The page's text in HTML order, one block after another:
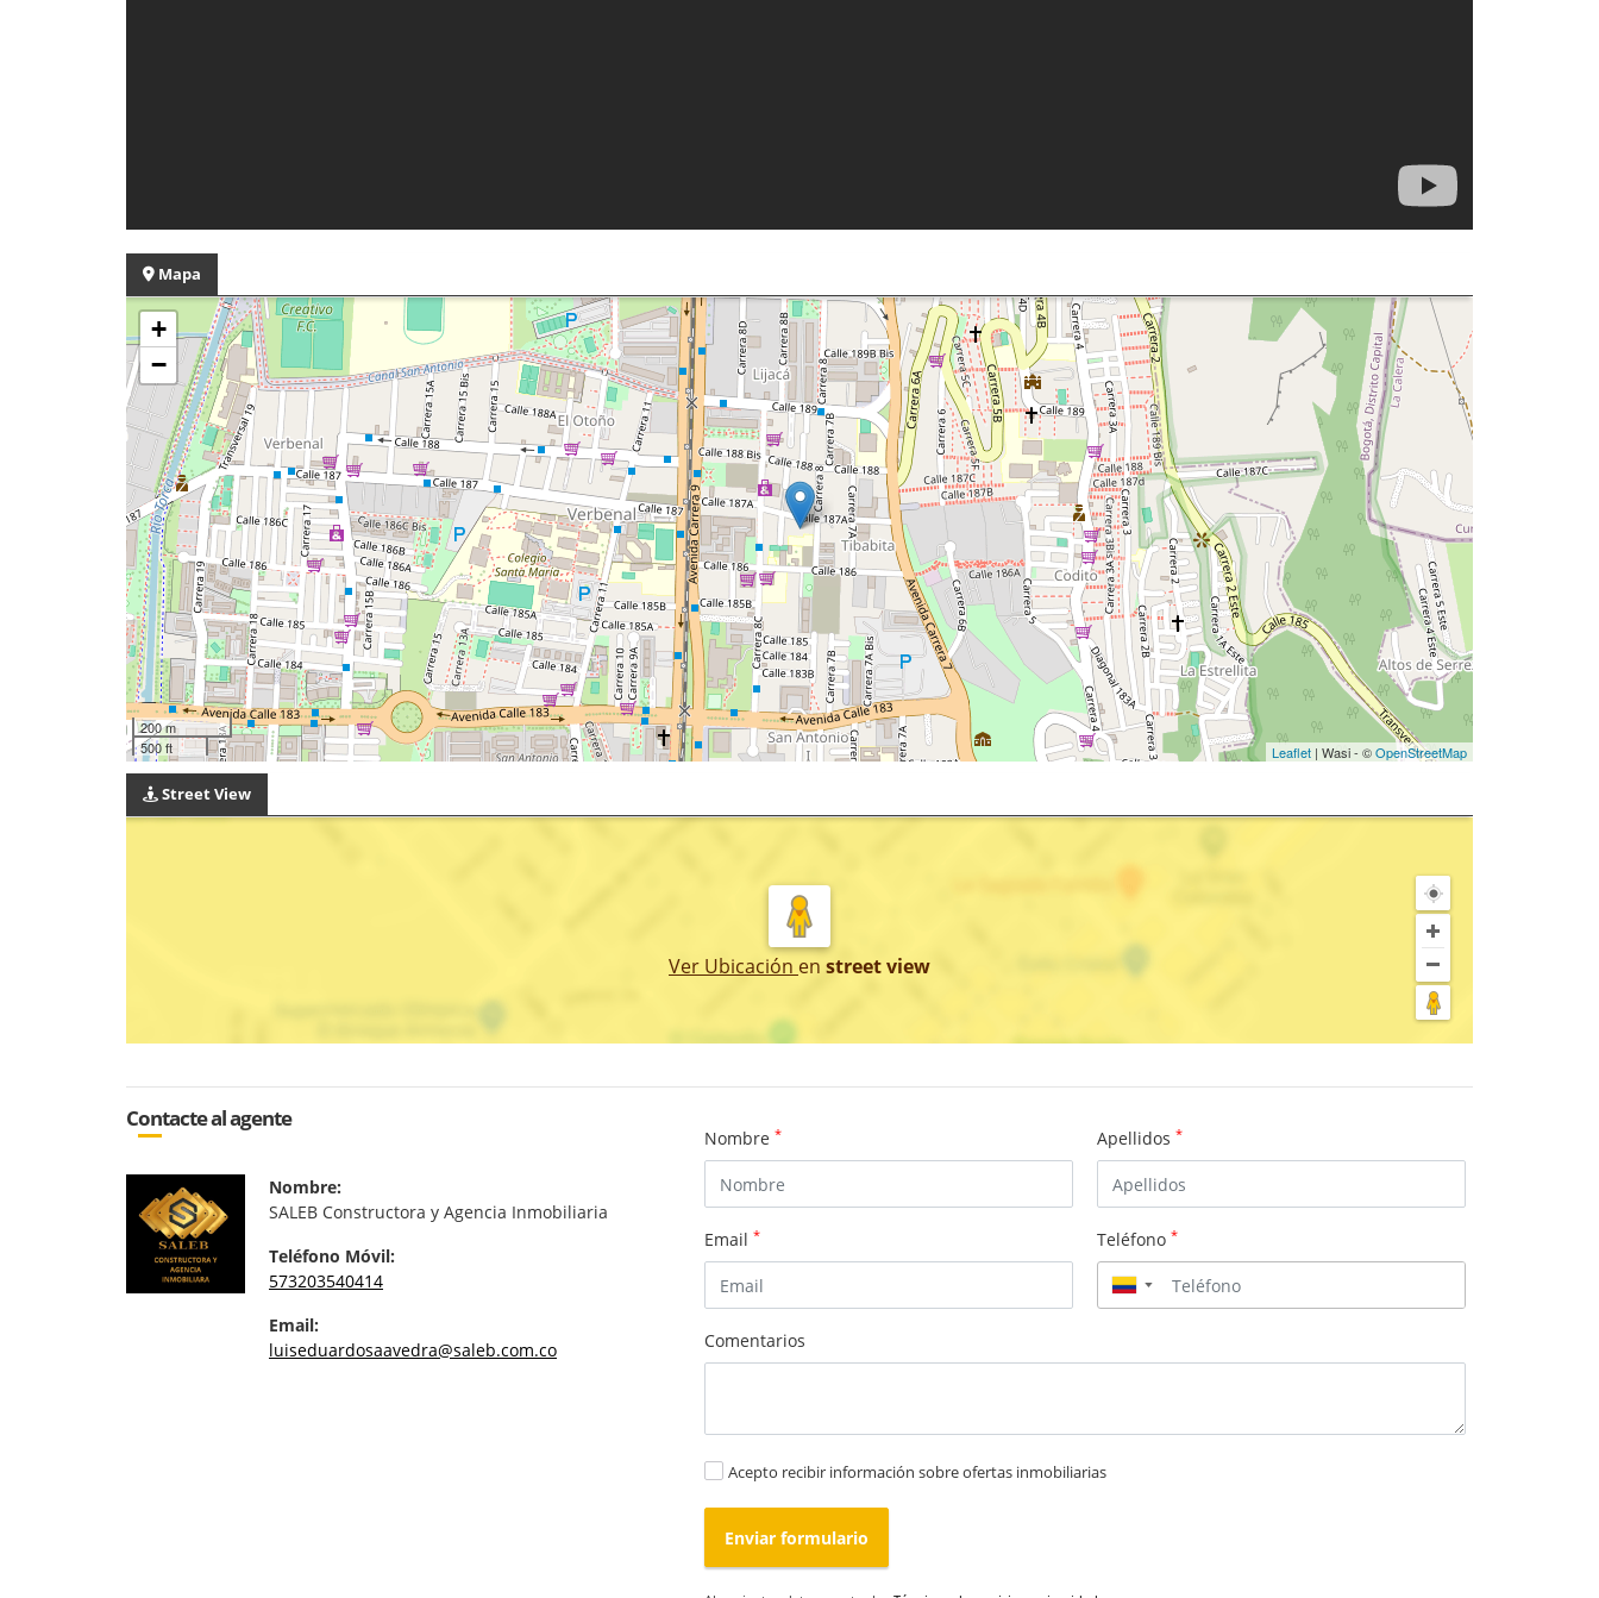
Mapa
+
−
200 m
500 ft
Leaflet | Wasi - ©OpenStreetMap
Street View
Ver Ubicación en street view
Contacte al agente
Nombre:
SALEB Constructora y Agencia Inmobiliaria
Teléfono Móvil:
573203540414
Email:
luiseduardosaavedra@saleb.com.co
Nombre * Apellidos *
Email * Teléfono *
▼
Comentarios
Acepto recibir información sobre ofertas inmobiliarias
Enviar formulario